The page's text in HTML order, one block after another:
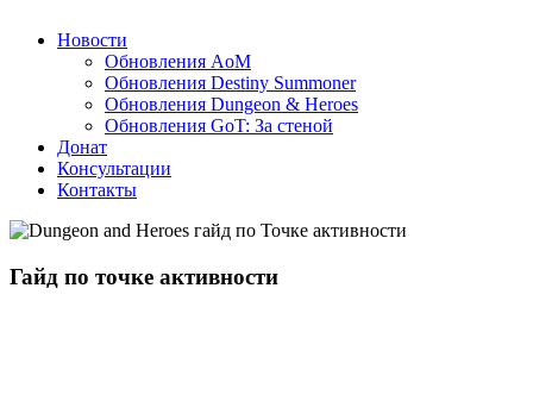
Новости
Обновления AoM
Обновления Destiny Summoner
Обновления Dungeon & Heroes
Обновления GoT: За стеной
Донат
Консультации
Контакты
Гайд по точке активности